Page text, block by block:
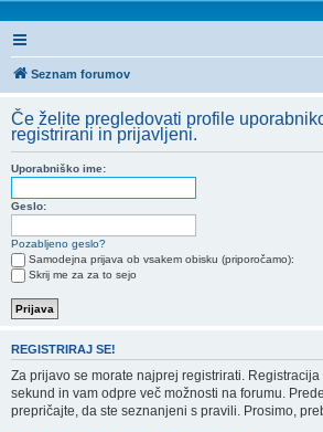
Seznam forumov
Če želite pregledovati profile
registrirani in prijavljeni.
Uporabniško ime:
Geslo:
Pozabljeno geslo?
Samodejna prijava ob vsakem obisku (priporočamo):
Skrij me za za to sejo
REGISTRIRAJ SE!
Za prijavo se morate najprej registrirati.
sekund in vam odpre več možnosti na forumu.
prepričajte, da ste seznanjeni s pravili. Prosimo,